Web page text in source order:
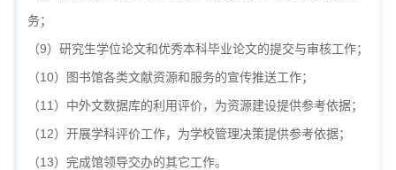
务；
（9）研究生学位论文和优秀本科毕业论文的提交与审核工作；
（10）图书馆各类文献资源和服务的宣传推送工作；
（11）中外文数据库的利用评价，为资源建设提供参考依据；
（12）开展学科评价工作，为学校管理决策提供参考依据；
（13）完成馆领导交办的其它工作。